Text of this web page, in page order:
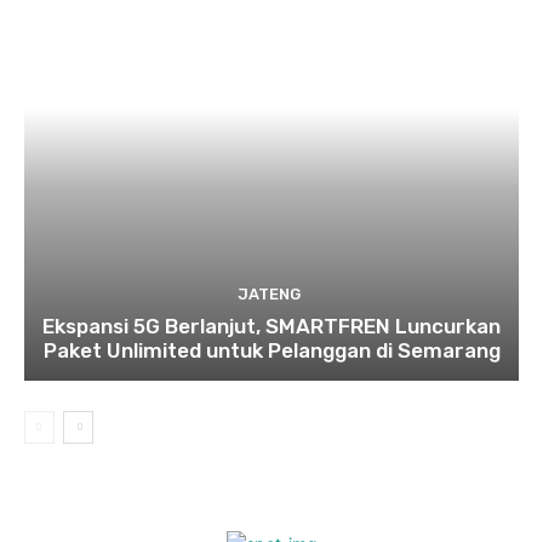
JATENG
Ekspansi 5G Berlanjut, SMARTFREN Luncurkan
Paket Unlimited untuk Pelanggan di Semarang